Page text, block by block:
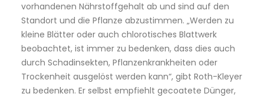
vorhandenen Nährstoffgehalt ab und sind auf den
Standort und die Pflanze abzustimmen. „Werden zu
kleine Blätter oder auch chlorotisches Blattwerk
beobachtet, ist immer zu bedenken, dass dies auch
durch Schadinsekten, Pflanzenkrankheiten oder
Trockenheit ausgelöst werden kann“, gibt Roth-Kleyer
zu bedenken. Er selbst empfiehlt gecoatete Dünger,